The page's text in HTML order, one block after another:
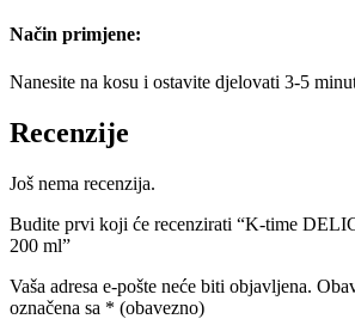
Način primjene:
Nanesite na kosu i ostavite djelovati 3-5
Recenzije
Još nema recenzija.
Budite prvi koji će recenzirati “K-time
200 ml”
Vaša adresa e-pošte neće biti objavljena.
označena sa * (obavezno)